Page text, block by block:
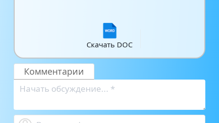
Скачать DOC
Комментарии